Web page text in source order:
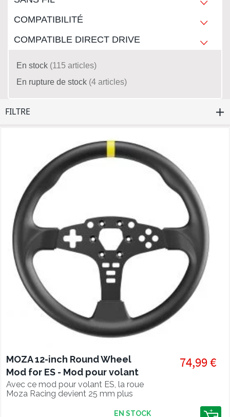
FILTRE
MOZA 12-inch Round Wheel
Mod for ES - Mod pour volant
MOZA ES
Avec ce mod pour volant ES, la roue
Moza Racing devient 25 mm plus
une dimension semblable aux voitures
74,99 €
EN STOCK
COMPATIBILITÉ
COMPATIBLE DIRECT DRIVE
En stock 115 articles
En rupture de stock 4 articles